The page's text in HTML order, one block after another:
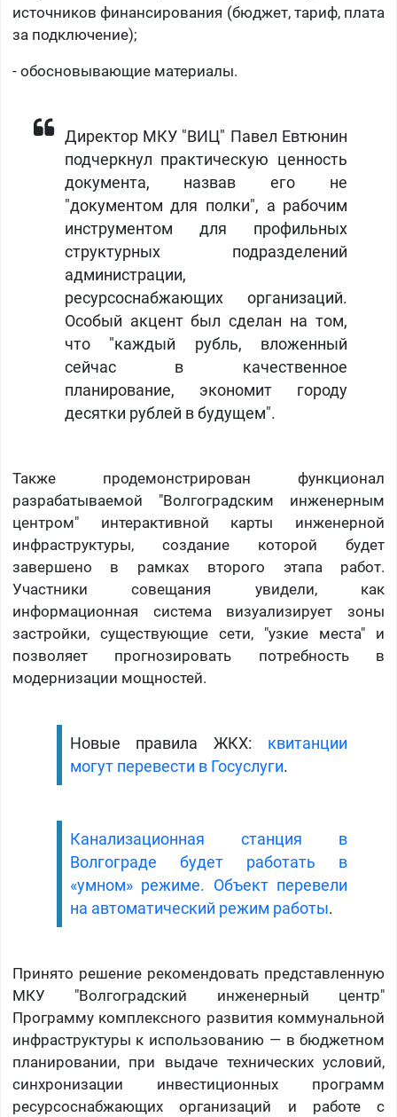
источников финансирования (бюджет, тариф, плата
за подключение);
- обосновывающие материалы.
Директор МКУ "ВИЦ" Павел Евтюнин
подчеркнул практическую ценность
документа, назвав его не
"документом для полки", а рабочим
инструментом для профильных
структурных подразделений
администрации,
ресурсоснабжающих организаций.
Особый акцент был сделан на том,
что "каждый рубль, вложенный
сейчас в качественное
планирование, экономит городу
десятки рублей в будущем".
Также продемонстрирован функционал
разрабатываемой "Волгоградским инженерным
центром" интерактивной карты инженерной
инфраструктуры, создание которой будет
завершено в рамках второго этапа работ.
Участники совещания увидели, как
информационная система визуализирует зоны
застройки, существующие сети, "узкие места" и
позволяет прогнозировать потребность в
модернизации мощностей.
Новые правила ЖКХ: квитанции
могут перевести в Госуслуги.
Канализационная станция в
Волгограде будет работать в
«умном» режиме. Объект перевели
на автоматический режим работы.
Принято решение рекомендовать представленную
МКУ "Волгоградский инженерный центр"
Программу комплексного развития коммунальной
инфраструктуры к использованию — в бюджетном
планировании, при выдаче технических условий,
синхронизации инвестиционных программ
ресурсоснабжающих организаций и работе с